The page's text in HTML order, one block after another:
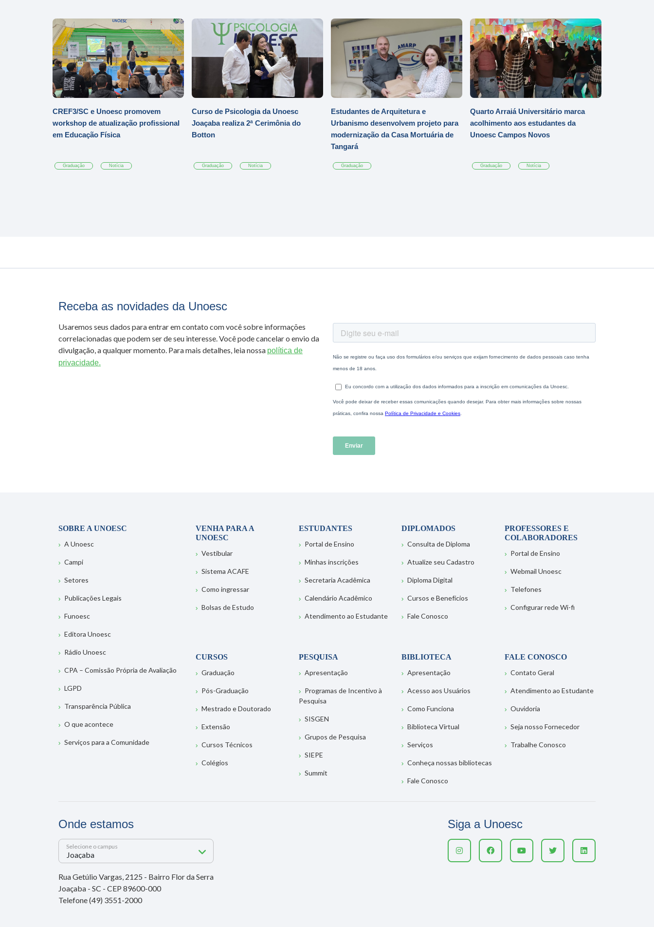
CREF3/SC e Unoesc promovem
workshop de atualização profissional
em Educação Física
Graduação Notícia
Curso de Psicologia da Unoesc
Joaçaba realiza 2ª Cerimônia do
Botton
Graduação Notícia
Estudantes de Arquitetura e
Urbanismo desenvolvem projeto para
modernização da Casa Mortuária de
Tangará
Graduação
Quarto Arraiá Universitário marca
acolhimento aos estudantes da
Unoesc Campos Novos
Graduação Notícia
Receba as novidades da Unoesc
Usaremos seus dados para entrar em contato com você sobre informações
correlacionadas que podem ser de seu interesse. Você pode cancelar o envio da
divulgação, a qualquer momento. Para mais detalhes, leia nossa política de
privacidade.
SOBRE A UNOESC
A Unoesc
Campi
Setores
Publicações Legais
Funoesc
Editora Unoesc
Rádio Unoesc
CPA – Comissão Própria de Avaliação
LGPD
Transparência Pública
O que acontece
Serviços para a Comunidade
VENHA PARA A
UNOESC
Vestibular
Sistema ACAFE
Como ingressar
Bolsas de Estudo
ESTUDANTES
Portal de Ensino
Minhas inscrições
Secretaria Acadêmica
Calendário Acadêmico
Atendimento ao Estudante
DIPLOMADOS
Consulta de Diploma
Atualize seu Cadastro
Diploma Digital
Cursos e Benefícios
Fale Conosco
PROFESSORES E
COLABORADORES
Portal de Ensino
Webmail Unoesc
Telefones
Configurar rede Wi-fi
CURSOS
Graduação
Pós-Graduação
Mestrado e Doutorado
Extensão
Cursos Técnicos
Colégios
PESQUISA
Apresentação
Programas de Incentivo à
Pesquisa
SISGEN
Grupos de Pesquisa
SIEPE
Summit
BIBLIOTECA
Apresentação
Acesso aos Usuários
Como Funciona
Biblioteca Virtual
Serviços
Conheça nossas bibliotecas
Fale Conosco
FALE CONOSCO
Contato Geral
Atendimento ao Estudante
Ouvidoria
Seja nosso Fornecedor
Trabalhe Conosco
Onde estamos
Selecione o campus
Rua Getúlio Vargas, 2125 - Bairro Flor da Serra
Joaçaba - SC - CEP 89600-000
Telefone (49) 3551-2000
Siga a Unoesc